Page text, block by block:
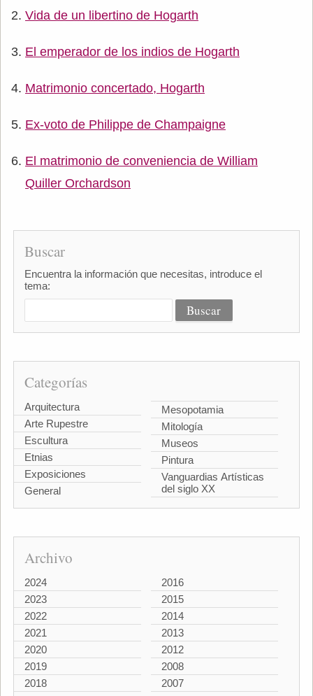
Vida de un libertino de Hogarth
El emperador de los indios de Hogarth
Matrimonio concertado, Hogarth
Ex-voto de Philippe de Champaigne
El matrimonio de conveniencia de William
Quiller Orchardson
Buscar
Encuentra la información que necesitas, introduce el
tema:
Categorías
Arquitectura
Arte Rupestre
Escultura
Etnias
Exposiciones
General
Mesopotamia
Mitología
Museos
Pintura
Vanguardias Artísticas
del siglo XX
Archivo
2024
2023
2022
2021
2020
2019
2018
2016
2015
2014
2013
2012
2008
2007